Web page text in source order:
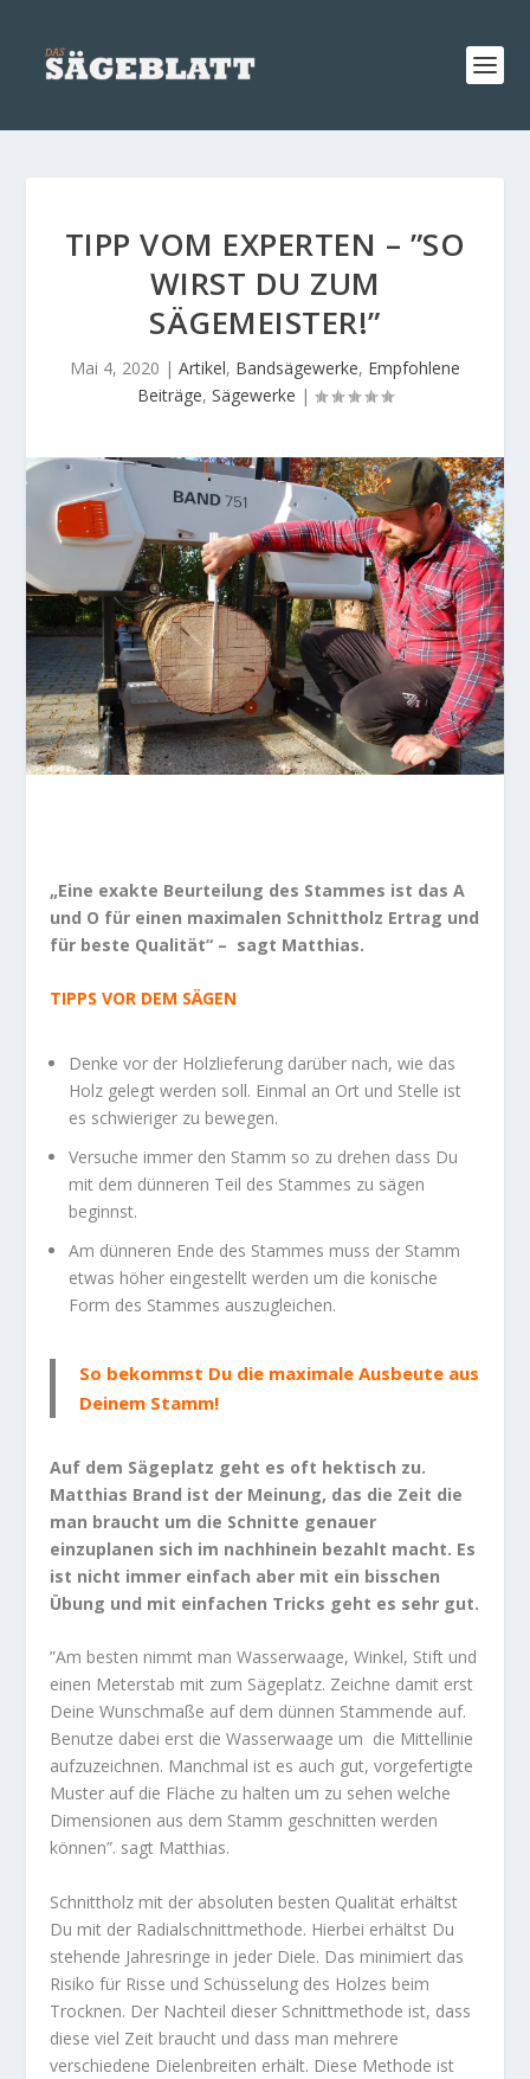
TIPP VOM EXPERTEN – ”SO
WIRST DU ZUM
SÄGEMEISTER!”
Mai 4, 2020 | Artikel, Bandsägewerke, Empfohlene
Beiträge, Sägewerke |
„Eine exakte Beurteilung des Stammes ist das A
und O für einen maximalen Schnittholz Ertrag und
für beste Qualität“ – sagt Matthias.
TIPPS VOR DEM SÄGEN
Denke vor der Holzlieferung darüber nach, wie das
Holz gelegt werden soll. Einmal an Ort und Stelle ist
es schwieriger zu bewegen.
Versuche immer den Stamm so zu drehen dass Du
mit dem dünneren Teil des Stammes zu sägen
beginnst.
Am dünneren Ende des Stammes muss der Stamm
etwas höher eingestellt werden um die konische
Form des Stammes auszugleichen.
So bekommst Du die maximale Ausbeute aus
Deinem Stamm!
Auf dem Sägeplatz geht es oft hektisch zu.
Matthias Brand ist der Meinung, das die Zeit die
man braucht um die Schnitte genauer
einzuplanen sich im nachhinein bezahlt macht. Es
ist nicht immer einfach aber mit ein bisschen
Übung und mit einfachen Tricks geht es sehr gut.
”Am besten nimmt man Wasserwaage, Winkel, Stift und
einen Meterstab mit zum Sägeplatz. Zeichne damit erst
Deine Wunschmaße auf dem dünnen Stammende auf.
Benutze dabei erst die Wasserwaage um die Mittellinie
aufzuzeichnen. Manchmal ist es auch gut, vorgefertigte
Muster auf die Fläche zu halten um zu sehen welche
Dimensionen aus dem Stamm geschnitten werden
können”. sagt Matthias.
Schnittholz mit der absoluten besten Qualität erhältst
Du mit der Radialschnittmethode. Hierbei erhältst Du
stehende Jahresringe in jeder Diele. Das minimiert das
Risiko für Risse und Schüsselung des Holzes beim
Trocknen. Der Nachteil dieser Schnittmethode ist, dass
diese viel Zeit braucht und dass man mehrere
verschiedene Dielenbreiten erhält. Diese Methode ist